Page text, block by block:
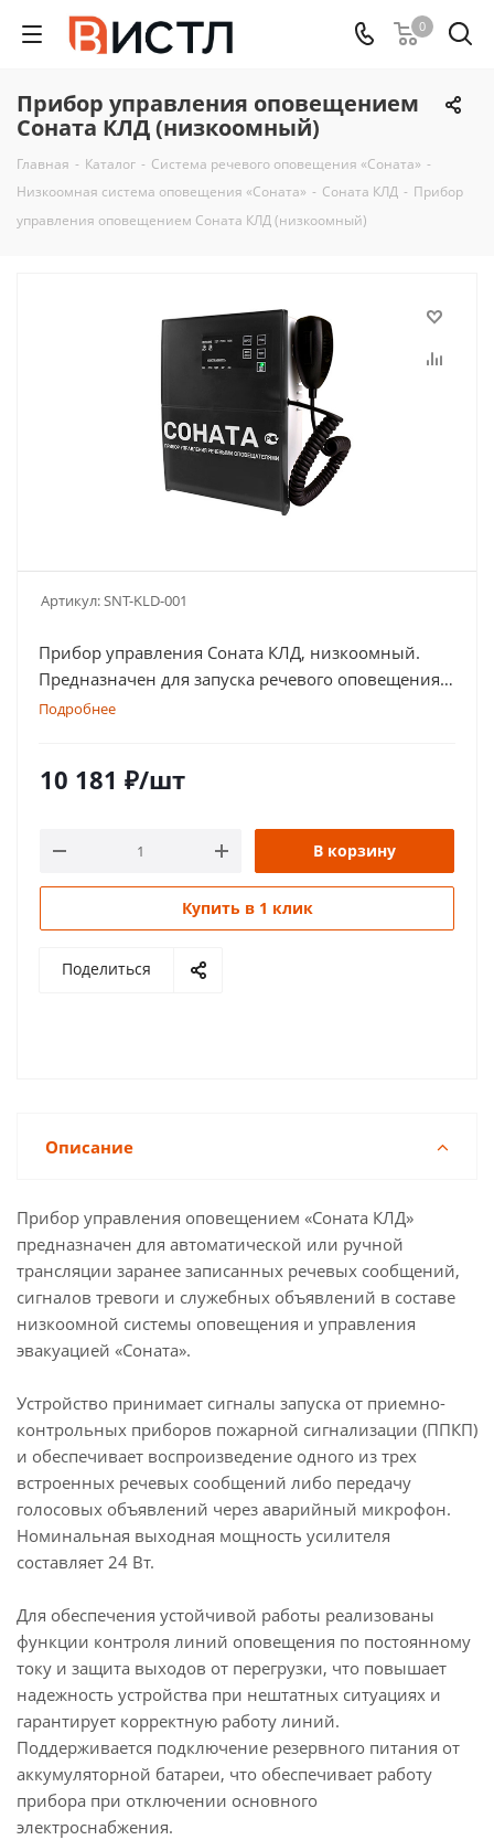
0
Прибор управления оповещением
Соната КЛД (низкоомный)
Главная - Каталог - Система речевого оповещения «Соната» -
Низкоомная система оповещения «Соната» - Соната КЛД - Прибор
управления оповещением Соната КЛД (низкоомный)
Артикул:SNT-KLD-001
Прибор управления Соната КЛД, низкоомный.
Предназначен для запуска речевого оповещения
СОУЭ
Подробнее
10 181 ₽/шт
В корзину
Купить в 1 клик
Поделиться
Описание
Прибор управления оповещением «Соната КЛД»
предназначен для автоматической или ручной
трансляции заранее записанных речевых сообщений,
сигналов тревоги и служебных объявлений в составе
низкоомной системы оповещения и управления
эвакуацией «Соната».
Устройство принимает сигналы запуска от приемно-
контрольных приборов пожарной сигнализации (ППКП)
и обеспечивает воспроизведение одного из трех
встроенных речевых сообщений либо передачу
голосовых объявлений через аварийный микрофон.
Номинальная выходная мощность усилителя
составляет 24 Вт.
Для обеспечения устойчивой работы реализованы
функции контроля линий оповещения по постоянному
току и защита выходов от перегрузки, что повышает
надежность устройства при нештатных ситуациях и
гарантирует корректную работу линий.
Поддерживается подключение резервного питания от
аккумуляторной батареи, что обеспечивает работу
прибора при отключении основного
электроснабжения.